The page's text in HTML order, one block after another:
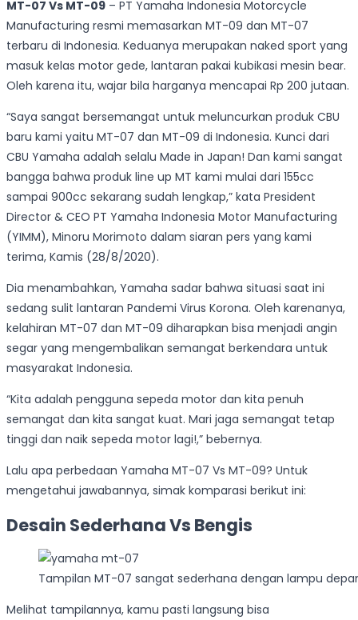
MT-07 Vs MT-09 – PT Yamaha Indonesia Motorcycle
Manufacturing resmi memasarkan MT-09 dan MT-07
terbaru di Indonesia. Keduanya merupakan naked sport yang
masuk kelas motor gede, lantaran pakai kubikasi mesin bear.
Oleh karena itu, wajar bila harganya mencapai Rp 200 jutaan.
“Saya sangat bersemangat untuk meluncurkan produk CBU
baru kami yaitu MT-07 dan MT-09 di Indonesia. Kunci dari
CBU Yamaha adalah selalu Made in Japan! Dan kami sangat
bangga bahwa produk line up MT kami mulai dari 155cc
sampai 900cc sekarang sudah lengkap,” kata President
Director & CEO PT Yamaha Indonesia Motor Manufacturing
(YIMM), Minoru Morimoto dalam siaran pers yang kami
terima, Kamis (28/8/2020).
Dia menambahkan, Yamaha sadar bahwa situasi saat ini
sedang sulit lantaran Pandemi Virus Korona. Oleh karenanya,
kelahiran MT-07 dan MT-09 diharapkan bisa menjadi angin
segar yang mengembalikan semangat berkendara untuk
masyarakat Indonesia.
“Kita adalah pengguna sepeda motor dan kita penuh
semangat dan kita sangat kuat. Mari jaga semangat tetap
tinggi dan naik sepeda motor lagi!,” bebernya.
Lalu apa perbedaan Yamaha MT-07 Vs MT-09? Untuk
mengetahui jawabannya, simak komparasi berikut ini:
Desain Sederhana Vs Bengis
Tampilan MT-07 sangat sederhana dengan lampu
Melihat tampilannya, kamu pasti langsung bisa